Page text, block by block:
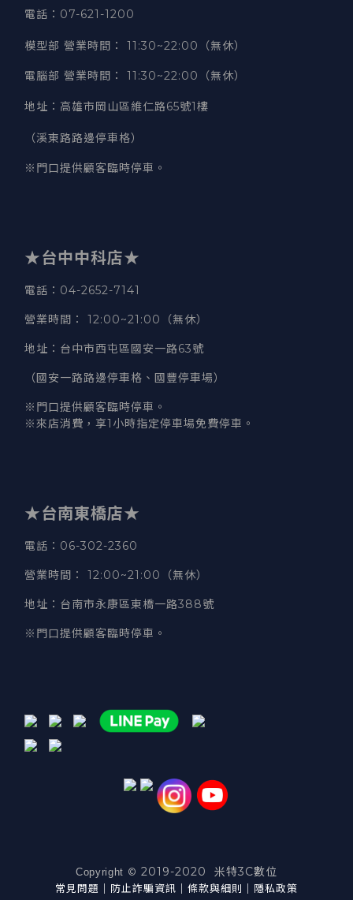
電話：07-621-1200
模型部 營業時間 ： 11:30~22:00（無休）
電腦部 營業時間 ： 11:30~22:00（無休）
地址 ： 高雄市岡山區維仁路65號1樓
（溪東路路邊停車格）
※門口提供顧客臨時停車。
★台中中科店★
電話 ：04-2652-7141
營業時間 ： 12:00~21:00（無休）
地址 ：台中市西屯區國安一路63號
（國安一路路邊停車格、國豐停車場）
※門口提供顧客臨時停車。
※來店消費，享1小時指定停車場免費停車。
★台南東橋店★
電話 ：06-302-2360
營業時間 ： 12:00~21:00（無休）
地址 ：台南市永康區東橋一路388號
※門口提供顧客臨時停車。
Copyright © 2019-2020 米特3C數位
常見問題 防止詐騙資訊 條款與細則 隱私政策